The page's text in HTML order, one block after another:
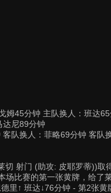
45分钟 主队换人：班达
达尼89分钟
队换人：菲略69分钟 客队
射门 (助攻: 皮耶罗蒂))取
比赛的第一张黄牌，给了
里↑ 班达↓76分钟 - 第2张